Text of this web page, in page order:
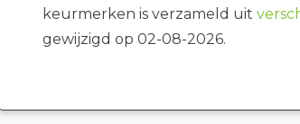
keurmerken is verzameld uit
gewijzigd op 02-08-2026.